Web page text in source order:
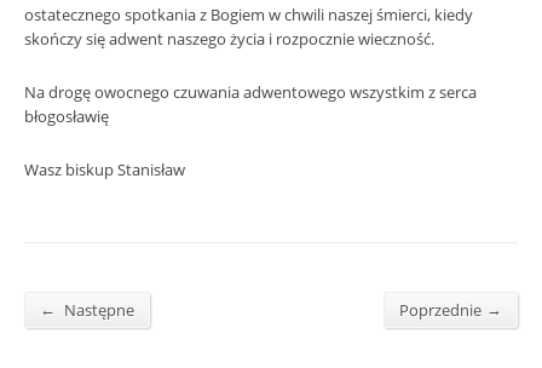
ostatecznego spotkania z Bogiem w chwili naszej śmierci, kiedy
skończy się adwent naszego życia i rozpocznie wieczność.
Na drogę owocnego czuwania adwentowego wszystkim z serca
błogosławię
Wasz biskup Stanisław
← Następne Poprzednie →